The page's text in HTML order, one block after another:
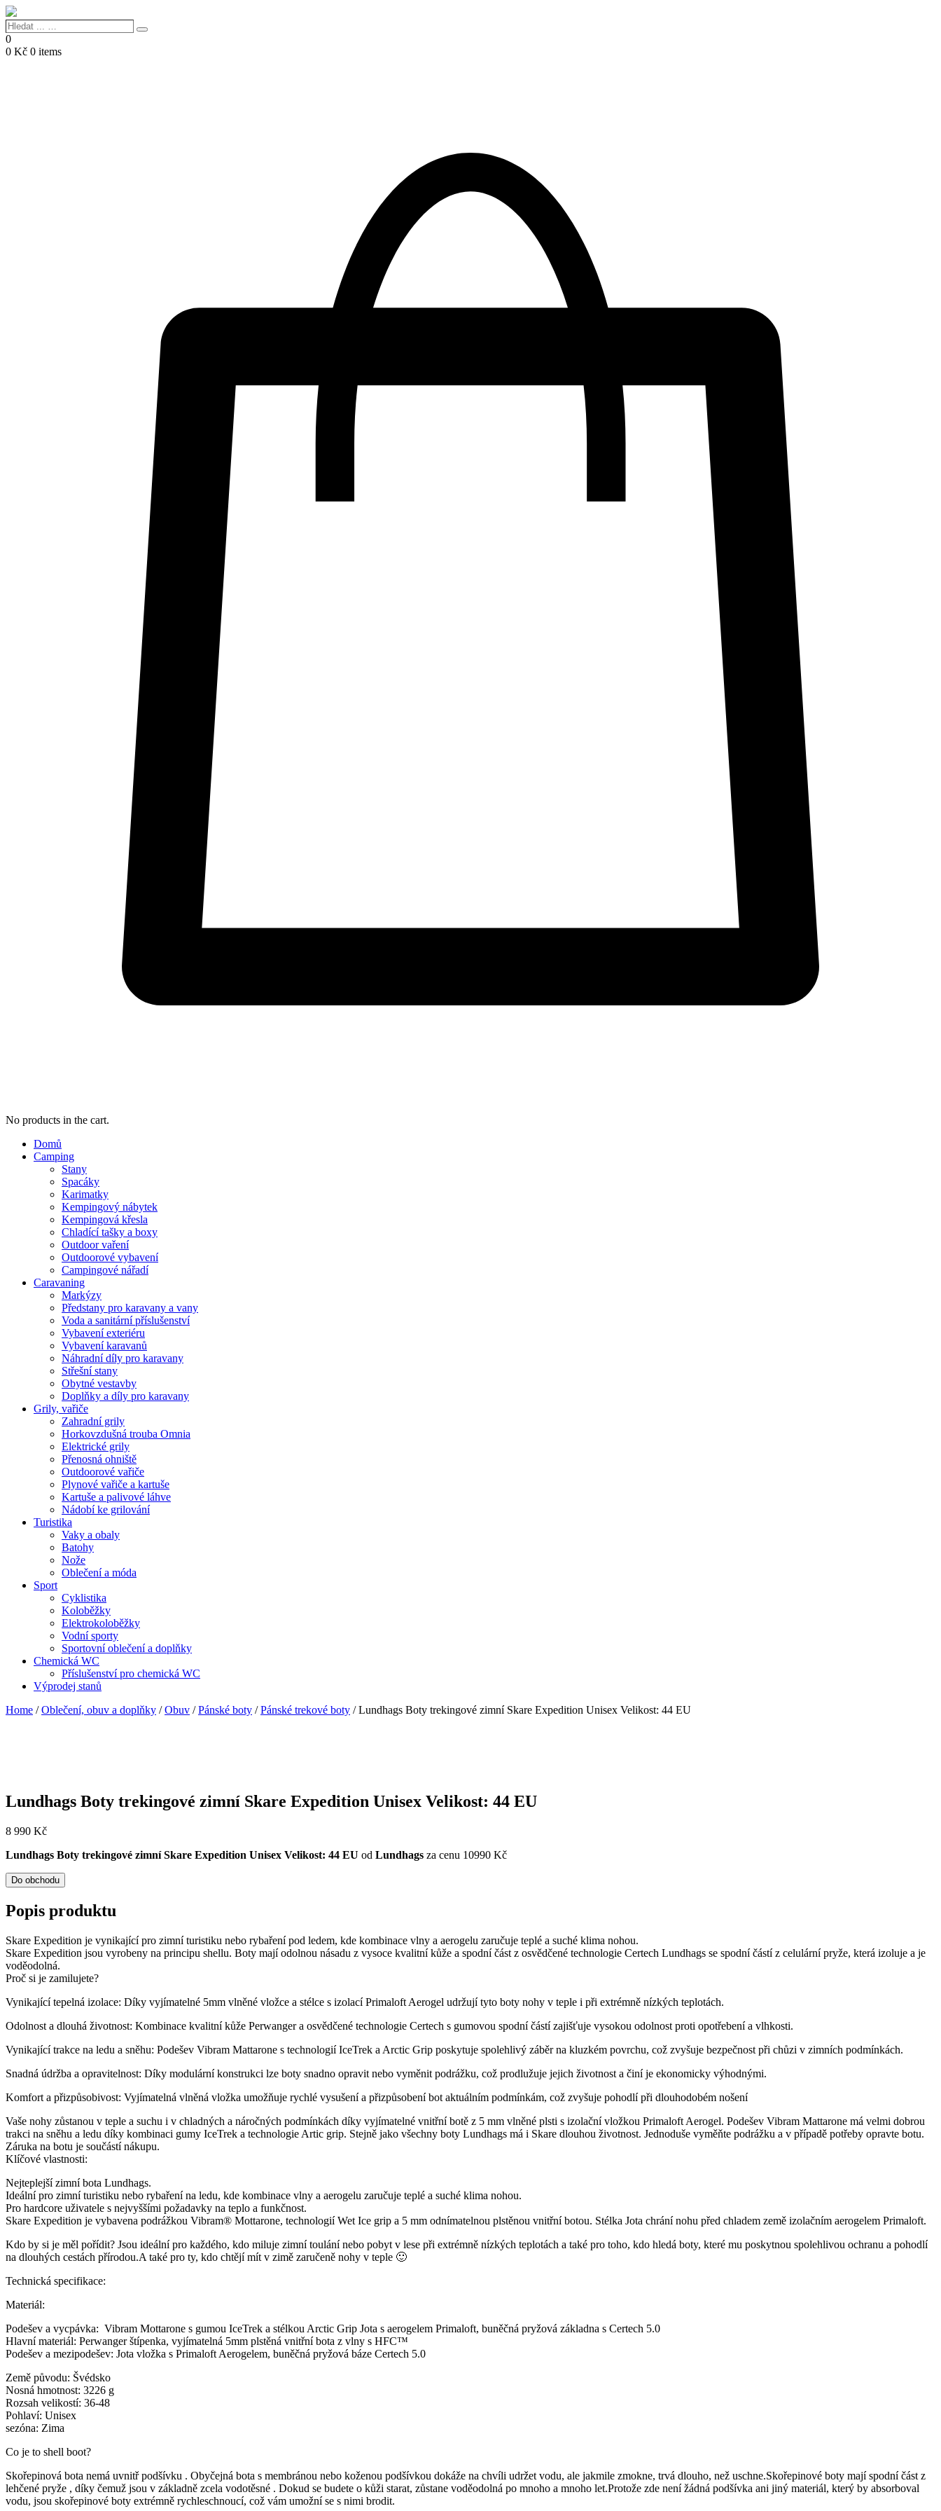
Hledat
...
…
Search
0
0 Kč 0 items
No products in the cart.
Domů
Camping
Stany
Spacáky
Karimatky
Kempingový nábytek
Kempingová křesla
Chladící tašky a boxy
Outdoor vaření
Outdoorové vybavení
Campingové nářadí
Caravaning
Markýzy
Předstany pro karavany a vany
Voda a sanitární příslušenství
Vybavení exteriéru
Vybavení karavanů
Náhradní díly pro karavany
Střešní stany
Obytné vestavby
Doplňky a díly pro karavany
Grily, vařiče
Zahradní grily
Horkovzdušná trouba Omnia
Elektrické grily
Přenosná ohniště
Outdoorové vařiče
Plynové vařiče a kartuše
Kartuše a palivové láhve
Nádobí ke grilování
Turistika
Vaky a obaly
Batohy
Nože
Oblečení a móda
Sport
Cyklistika
Koloběžky
Elektrokoloběžky
Vodní sporty
Sportovní oblečení a doplňky
Chemická WC
Příslušenství pro chemická WC
Výprodej stanů
Home /Oblečení, obuv a doplňky /Obuv /Pánské boty /Pánské trekové boty / Lundhags Boty trekingové zimní Skare Expedition Unisex Velikost: 44 EU
Lundhags Boty trekingové zimní Skare Expedition Unisex Velikost: 44 EU
8 990 Kč
Lundhags Boty trekingové zimní Skare Expedition Unisex Velikost: 44 EU od Lundhags za cenu 10990 Kč
Do obchodu
Popis produktu
Skare Expedition je vynikající pro zimní turistiku nebo rybaření pod ledem, kde kombinace vlny a aerogelu zaručuje teplé a suché klima nohou.
Skare Expedition jsou vyrobeny na principu shellu. Boty mají odolnou násadu z vysoce kvalitní kůže a spodní část z osvědčené technologie Certech Lundhags se spodní částí z celulární pryže, která izoluje a je
voděodolná.
Proč si je zamilujete?
Vynikající tepelná izolace: Díky vyjímatelné 5mm vlněné vložce a stélce s izolací Primaloft Aerogel udržují tyto boty nohy v teple i při extrémně nízkých teplotách.
Odolnost a dlouhá životnost: Kombinace kvalitní kůže Perwanger a osvědčené technologie Certech s gumovou spodní částí zajišťuje vysokou odolnost proti opotřebení a vlhkosti.
Vynikající trakce na ledu a sněhu: Podešev Vibram Mattarone s technologií IceTrek a Arctic Grip poskytuje spolehlivý záběr na kluzkém povrchu, což zvyšuje bezpečnost při chůzi v zimních podmínkách.
Snadná údržba a opravitelnost: Díky modulární konstrukci lze boty snadno opravit nebo vyměnit podrážku, což prodlužuje jejich životnost a činí je ekonomicky výhodnými.
Komfort a přizpůsobivost: Vyjímatelná vlněná vložka umožňuje rychlé vysušení a přizpůsobení bot aktuálním podmínkám, což zvyšuje pohodlí při dlouhodobém nošení
Vaše nohy zůstanou v teple a suchu i v chladných a náročných podmínkách díky vyjímatelné vnitřní botě z 5 mm vlněné plsti s izolační vložkou Primaloft Aerogel. Podešev Vibram Mattarone má velmi dobrou
trakci na sněhu a ledu díky kombinaci gumy IceTrek a technologie Artic grip. Stejně jako všechny boty Lundhags má i Skare dlouhou životnost. Jednoduše vyměňte podrážku a v případě potřeby opravte botu.
Záruka na botu je součástí nákupu.
Klíčové vlastnosti:
Nejteplejší zimní bota Lundhags.
Ideální pro zimní turistiku nebo rybaření na ledu, kde kombinace vlny a aerogelu zaručuje teplé a suché klima nohou.
Pro hardcore uživatele s nejvyššími požadavky na teplo a funkčnost.
Skare Expedition je vybavena podrážkou Vibram® Mottarone, technologií Wet Ice grip a 5 mm odnímatelnou plstěnou vnitřní botou. Stélka Jota chrání nohu před chladem země izolačním aerogelem Primaloft.
Kdo by si je měl pořídit? Jsou ideální pro každého, kdo miluje zimní toulání nebo pobyt v lese při extrémně nízkých teplotách a také pro toho, kdo hledá boty, které mu poskytnou spolehlivou ochranu a pohodlí
na dlouhých cestách přírodou.A také pro ty, kdo chtějí mít v zimě zaručeně nohy v teple 🙂
Technická specifikace:
Materiál:
Podešev a vycpávka: Vibram Mottarone s gumou IceTrek a stélkou Arctic Grip Jota s aerogelem Primaloft, buněčná pryžová základna s Certech 5.0
Hlavní materiál: Perwanger štípenka, vyjímatelná 5mm plstěná vnitřní bota z vlny s HFC™
Podešev a mezipodešev: Jota vložka s Primaloft Aerogelem, buněčná pryžová báze Certech 5.0
Země původu: Švédsko
Nosná hmotnost: 3226 g
Rozsah velikostí: 36-48
Pohlaví: Unisex
sezóna: Zima
Co je to shell boot?
Skořepinová bota nemá uvnitř podšívku . Obyčejná bota s membránou nebo koženou podšívkou dokáže na chvíli udržet vodu, ale jakmile zmokne, trvá dlouho, než uschne.Skořepinové boty mají spodní část z
lehčené pryže , díky čemuž jsou v základně zcela vodotěsné . Dokud se budete o kůži starat, zůstane voděodolná po mnoho a mnoho let.Protože zde není žádná podšívka ani jiný materiál, který by absorboval
vodu, jsou skořepinové boty extrémně rychleschnoucí, což vám umožní se s nimi brodit.